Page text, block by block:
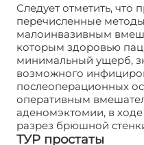
Следует отметить, что
перечисленные
малоинвазивным
которым здоровью
минимальный ущерб,
возможного
послеоперационных
оперативным
аденомэктомии, в
разрез брюшной
ТУР простаты